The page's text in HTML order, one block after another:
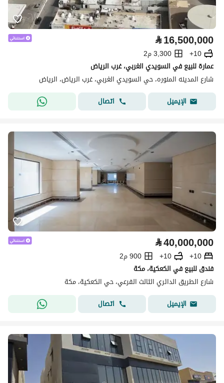
⃁16,500,000
10+
3,300 م2
عمارة للبيع في السويدي الغربي، غرب الرياض
شارع المدينه المنوره، حي السويدي الغربي، غرب الرياض، الرياض
الإيميل
اتصال
⃁40,000,000
10+
10+
900 م2
فندق للبيع في الكعكية، مكة
شارع الطريق الدائري الثالث الفرعي، حي الكعكية، مكة
الإيميل
اتصال